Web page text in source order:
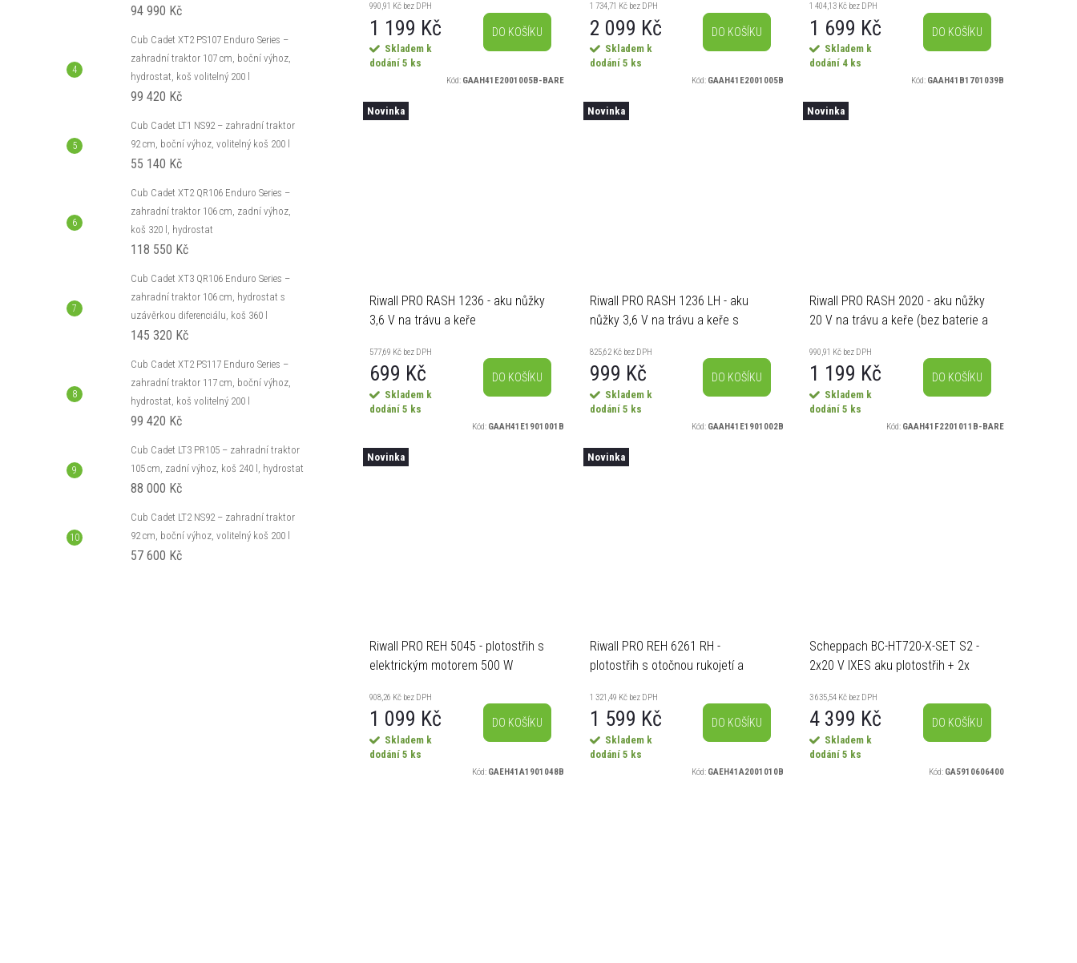
94 990 Kč
Cub Cadet XT2 PS107 Enduro Series –
zahradní traktor 107 cm, boční výhoz,
hydrostat, koš volitelný 200 l
99 420 Kč
Cub Cadet LT1 NS92 – zahradní traktor
92 cm, boční výhoz, volitelný koš 200 l
55 140 Kč
Cub Cadet XT2 QR106 Enduro Series –
zahradní traktor 106 cm, zadní výhoz,
koš 320 l, hydrostat
118 550 Kč
Cub Cadet XT3 QR106 Enduro Series –
zahradní traktor 106 cm, hydrostat s
uzávěrkou diferenciálu, koš 360 l
145 320 Kč
Cub Cadet XT2 PS117 Enduro Series –
zahradní traktor 117 cm, boční výhoz,
hydrostat, koš volitelný 200 l
99 420 Kč
Cub Cadet LT3 PR105 – zahradní traktor
105 cm, zadní výhoz, koš 240 l, hydrostat
88 000 Kč
Cub Cadet LT2 NS92 – zahradní traktor
92 cm, boční výhoz, volitelný koš 200 l
57 600 Kč
990,91 Kč bez DPH
1 199 Kč
Skladem k
dodání 5 ks
DO KOŠÍKU
Kód: GAAH41E2001005B-BARE
1 734,71 Kč bez DPH
2 099 Kč
Skladem k
dodání 5 ks
DO KOŠÍKU
Kód: GAAH41E2001005B
1 404,13 Kč bez DPH
1 699 Kč
Skladem k
dodání 4 ks
DO KOŠÍKU
Kód: GAAH41B1701039B
Novinka
Riwall PRO RASH 1236 - aku nůžky
3,6 V na trávu a keře
577,69 Kč bez DPH
699 Kč
Skladem k
dodání 5 ks
DO KOŠÍKU
Kód: GAAH41E1901001B
Novinka
Riwall PRO RASH 1236 LH - aku
nůžky 3,6 V na trávu a keře s
825,62 Kč bez DPH
999 Kč
Skladem k
dodání 5 ks
DO KOŠÍKU
Kód: GAAH41E1901002B
Novinka
Riwall PRO RASH 2020 - aku nůžky
20 V na trávu a keře (bez baterie a
990,91 Kč bez DPH
1 199 Kč
Skladem k
dodání5 ks
DO KOŠÍKU
Kód: GAAH41F2201011B-BARE
Novinka
Riwall PRO REH 5045 - plotostřih s
elektrickým motorem 500 W
908,26 Kč bez DPH
1 099 Kč
Skladem k
dodání 5 ks
DO KOŠÍKU
Kód: GAEH41A1901048B
Novinka
Riwall PRO REH 6261 RH -
plotostřih s otočnou rukojetí a
1 321,49 Kč bez DPH
1 599 Kč
Skladem k
dodání 5 ks
DO KOŠÍKU
Kód: GAEH41A2001010B
Scheppach BC-HT720-X-SET S2 -
2x20 V IXES aku plotostřih + 2x
A
3 635,54 Kč bez DPH
4 399 Kč
Skladem k
dodání5 ks
DO KOŠÍKU
Kód: GA5910606400